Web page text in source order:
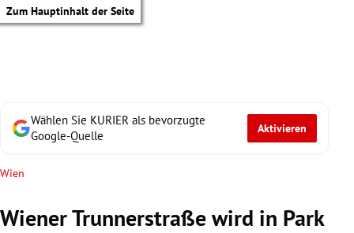
Zum Hauptinhalt der Seite
Wählen Sie KURIER als bevorzugte
Google-Quelle
Aktivieren
Wien
Wiener Trunnerstraße wird in Park